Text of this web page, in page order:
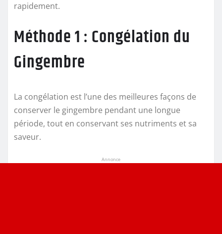
rapidement.
Méthode 1 : Congélation du
Gingembre
La congélation est l’une des meilleures façons de
conserver le gingembre pendant une longue
période, tout en conservant ses nutriments et sa
saveur.
Annonce